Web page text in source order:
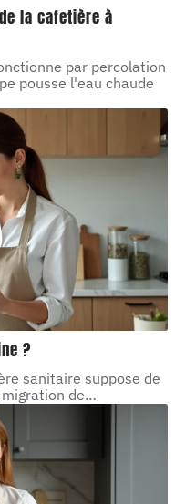
la cafetière à
par percolation
pousse l'eau chaude
?
sanitaire suppose de
de…